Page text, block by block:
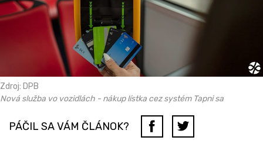
Zdroj: DPB
Nová služba vo vozidlách - nákup lístka cez systém Tapni sa
PÁČIL SA VÁM ČLÁNOK?